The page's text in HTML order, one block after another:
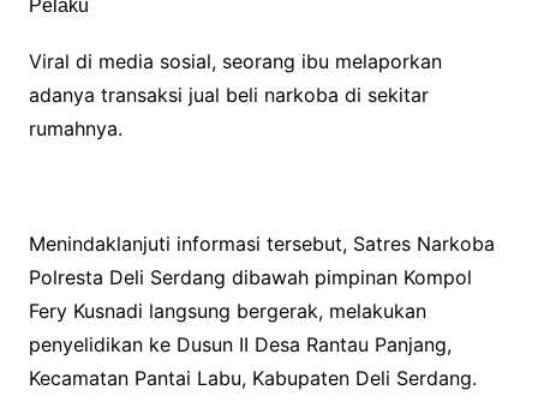
Viral di media sosial, seorang ibu melaporkan
adanya transaksi jual beli narkoba di sekitar
rumahnya.
Menindaklanjuti informasi tersebut, Satres Narkoba
Polresta Deli Serdang dibawah pimpinan Kompol
Fery Kusnadi langsung bergerak, melakukan
penyelidikan ke Dusun II Desa Rantau Panjang,
Kecamatan Pantai Labu, Kabupaten Deli Serdang.